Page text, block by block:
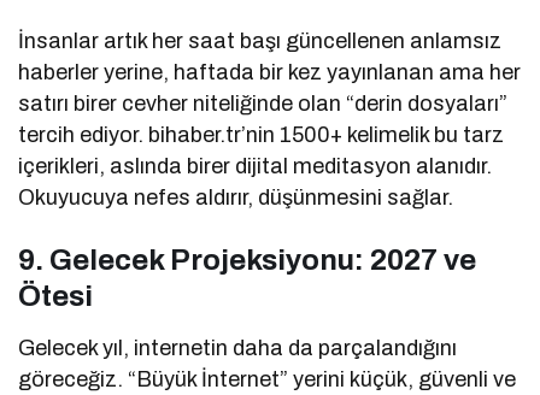
İnsanlar artık her saat başı güncellenen anlamsız
haberler yerine, haftada bir kez yayınlanan ama her
satırı birer cevher niteliğinde olan “derin dosyaları”
tercih ediyor. bihaber.tr’nin 1500+ kelimelik bu tarz
içerikleri, aslında birer dijital meditasyon alanıdır.
Okuyucuya nefes aldırır, düşünmesini sağlar.
9. Gelecek Projeksiyonu: 2027 ve
Ötesi
Gelecek yıl, internetin daha da parçalandığını
göreceğiz. “Büyük İnternet” yerini küçük, güvenli ve